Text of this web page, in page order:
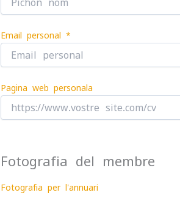
Email personal *
Pagina web personala
Fotografia del membre
Fotografia per l'annuari